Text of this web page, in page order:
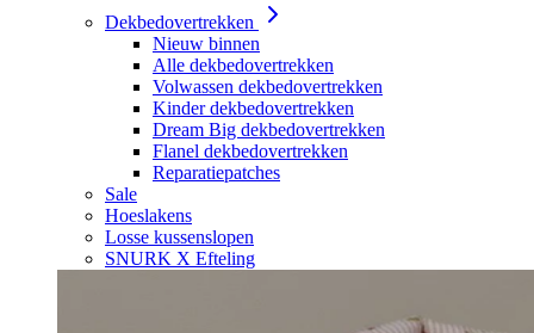
Dekbedovertrekken
Nieuw binnen
Alle dekbedovertrekken
Volwassen dekbedovertrekken
Kinder dekbedovertrekken
Dream Big dekbedovertrekken
Flanel dekbedovertrekken
Reparatiepatches
Sale
Hoeslakens
Losse kussenslopen
SNURK X Efteling